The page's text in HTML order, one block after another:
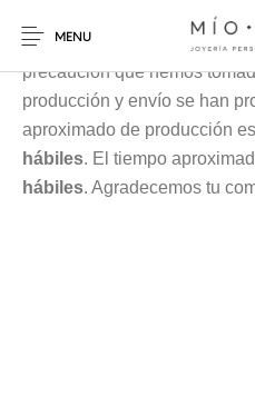
MENU
Cada pieza es elaborada en
para tí, debido a la
precaución que hemos
producción y envío se han
aproximado de producción
hábiles. El tiempo
hábiles. Agradecemos tu